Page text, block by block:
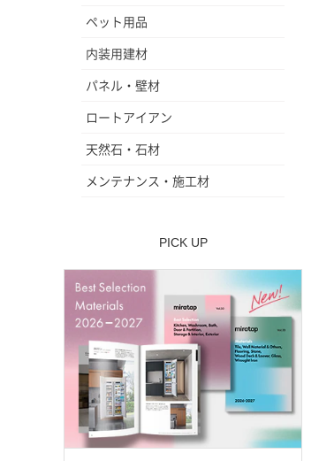
ペット用品
内装用建材
パネル・壁材
ロートアイアン
天然石・石材
メンテナンス・施工材
PICK UP